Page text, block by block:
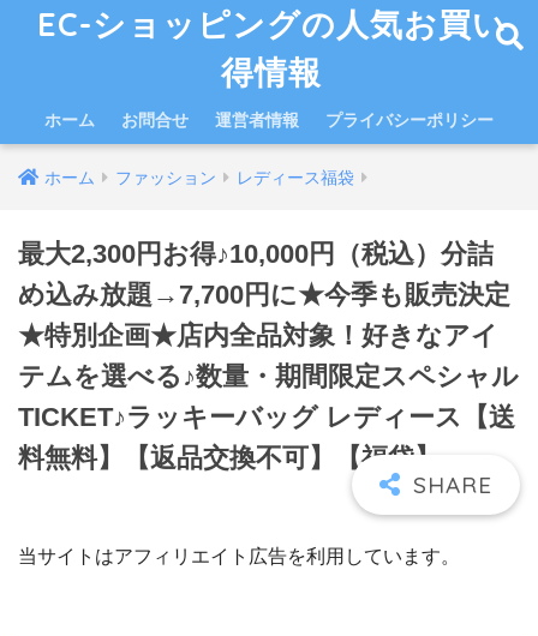
EC-ショッピングの人気お買い
得情報
ホーム お問合せ 運営者情報 プライバシーポリシー
ホーム ファッション レディース福袋
最大2,300円お得♪10,000円（税込）分詰
め込み放題→7,700円に★今季も販売決定
★特別企画★店内全品対象！好きなアイ
テムを選べる♪数量・期間限定スペシャル
TICKET♪ラッキーバッグ レディース【送
料無料】【返品交換不可】【福袋】
当サイトはアフィリエイト広告を利用しています。